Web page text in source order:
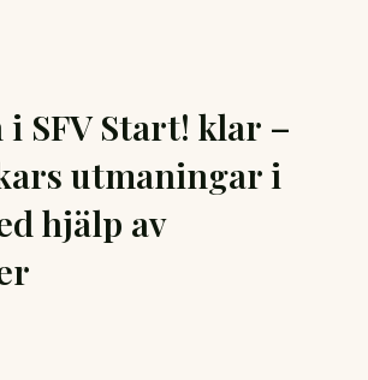
SFV Start! klar –
utmaningar i
hjälp av